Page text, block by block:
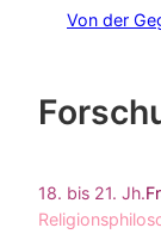
Von der
18. bis 21. Jh.